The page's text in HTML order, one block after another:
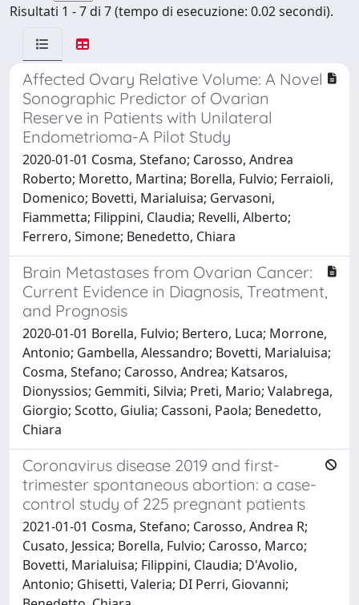
Risultati 1 - 7 di 7 (tempo di esecuzione: 0.02 secondi).
Affected Ovary Relative Volume: A Novel
Sonographic Predictor of Ovarian
Reserve in Patients with Unilateral
Endometrioma-A Pilot Study
2020-01-01 Cosma, Stefano; Carosso, Andrea
Roberto; Moretto, Martina; Borella, Fulvio; Ferraioli,
Domenico; Bovetti, Marialuisa; Gervasoni,
Fiammetta; Filippini, Claudia; Revelli, Alberto;
Ferrero, Simone; Benedetto, Chiara
Brain Metastases from Ovarian Cancer:
Current Evidence in Diagnosis, Treatment,
and Prognosis
2020-01-01 Borella, Fulvio; Bertero, Luca; Morrone,
Antonio; Gambella, Alessandro; Bovetti, Marialuisa;
Cosma, Stefano; Carosso, Andrea; Katsaros,
Dionyssios; Gemmiti, Silvia; Preti, Mario; Valabrega,
Giorgio; Scotto, Giulia; Cassoni, Paola; Benedetto,
Chiara
Coronavirus disease 2019 and first-
trimester spontaneous abortion: a case-
control study of 225 pregnant patients
2021-01-01 Cosma, Stefano; Carosso, Andrea R;
Cusato, Jessica; Borella, Fulvio; Carosso, Marco;
Bovetti, Marialuisa; Filippini, Claudia; D'Avolio,
Antonio; Ghisetti, Valeria; DI Perri, Giovanni;